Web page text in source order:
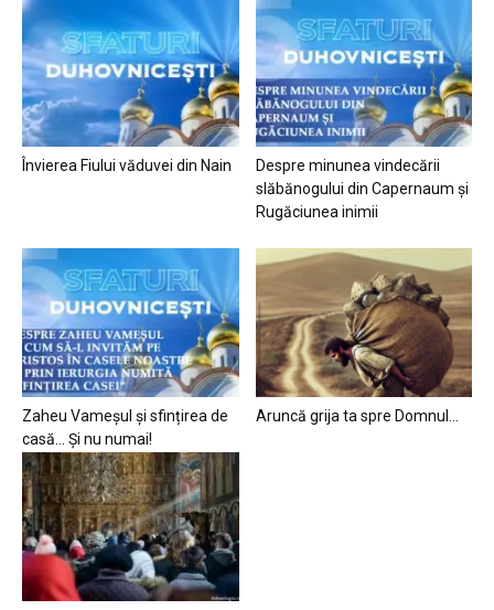
Învierea Fiului văduvei din Nain
Despre minunea vindecării
slăbănogului din Capernaum și
Rugăciunea inimii
Zaheu Vameșul și sfințirea de
casă… Și nu numai!
Aruncă grija ta spre Domnul…